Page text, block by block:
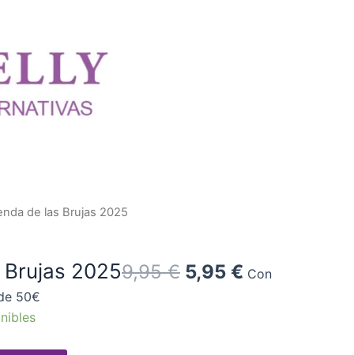
de las Brujas 2025
20259,95€ era:
5,95 € es:
Con
50€